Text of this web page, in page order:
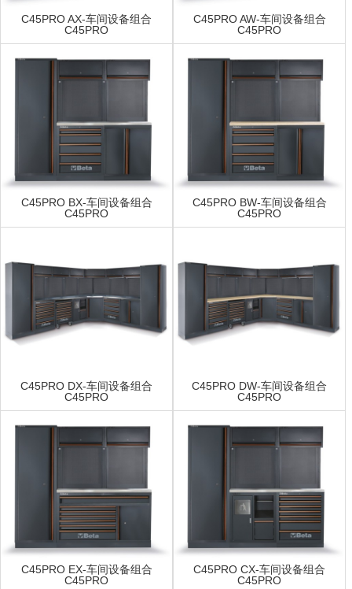
C45PRO AX-车间设备组合
C45PRO
C45PRO AW-车间设备组合
C45PRO
C45PRO BX-车间设备组合
C45PRO
C45PRO BW-车间设备组合
C45PRO
C45PRO DX-车间设备组合
C45PRO
C45PRO DW-车间设备组合
C45PRO
C45PRO EX-车间设备组合
C45PRO
C45PRO CX-车间设备组合
C45PRO